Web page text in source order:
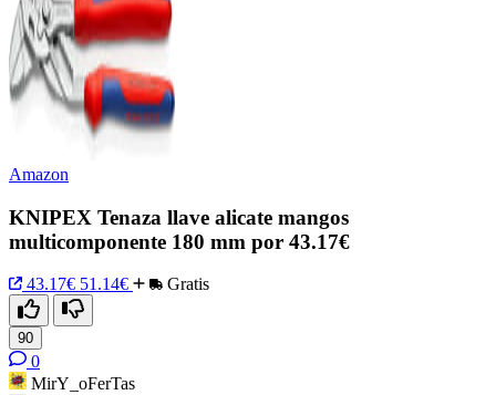
Amazon
KNIPEX Tenaza llave alicate mangos
multicomponente 180 mm por 43.17€
43.17€ 51.14€ Gratis
90
0
MirY_oFerTas